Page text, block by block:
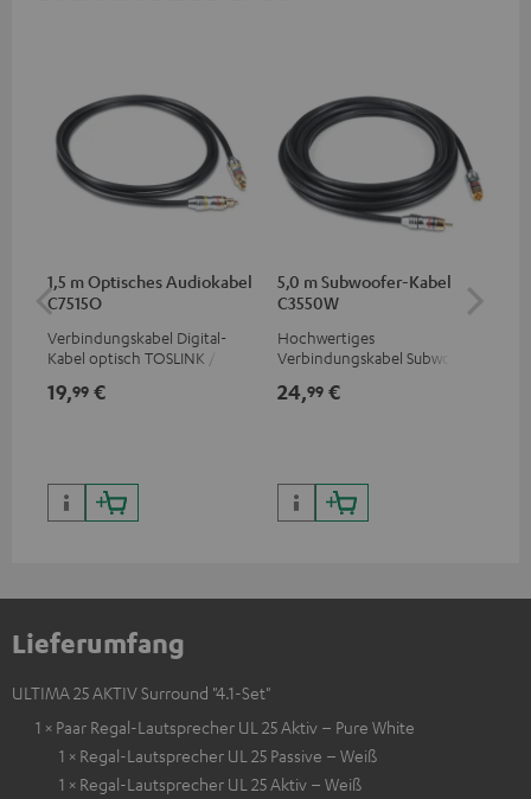
1,5 m Optisches Audiokabel
C7515O
Verbindungskabel Digital-
Kabel optisch TOSLINK / 3,5-
19,99 €
5,0 m Subwoofer-Kabel
C3550W
Hochwertiges
Verbindungskabel Subwoofer
24,99 €
Lieferumfang
ULTIMA 25 AKTIV Surround "4.1-Set"
1 × Paar Regal-Lautsprecher UL 25 Aktiv – Pure White
1 × Regal-Lautsprecher UL 25 Passive – Weiß
1 × Regal-Lautsprecher UL 25 Aktiv – Weiß